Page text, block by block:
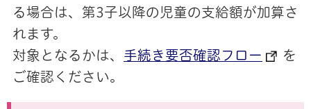
る場合は、第3子以降の児童の支給額が加算さ
れます。
対象となるかは、 手続き要否確認フロー
を
ご確認ください。